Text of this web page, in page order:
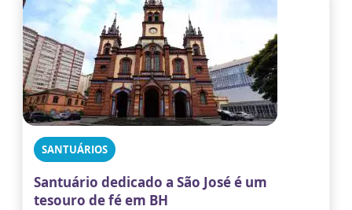
SANTUÁRIOS
Santuário dedicado a São José é um
tesouro de fé em BH